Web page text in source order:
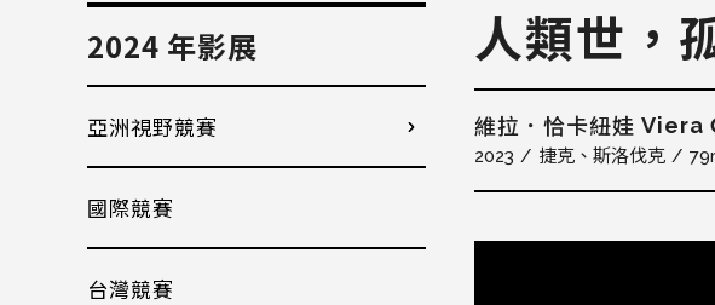
人類世，
維拉．恰卡紐娃 Viera
2023 捷克 斯洛伐克
2024 年影展
亞洲視野競賽
國際競賽
台灣競賽